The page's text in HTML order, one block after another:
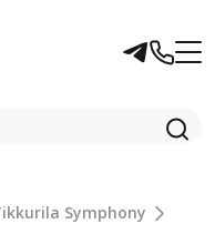
Symphony